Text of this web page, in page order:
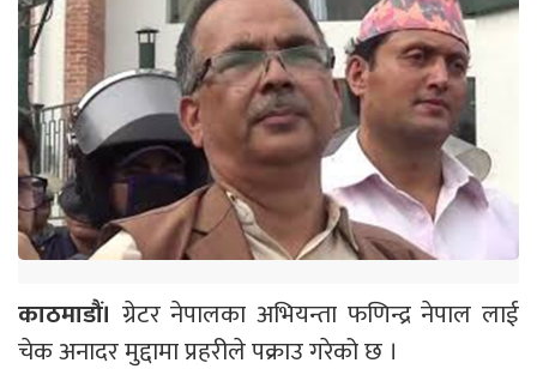
काठमाडौं। ग्रेटर नेपालका अभियन्ता फणिन्द्र नेपाल लाई
चेक अनादर मुद्दामा प्रहरीले पक्राउ गरेको छ ।